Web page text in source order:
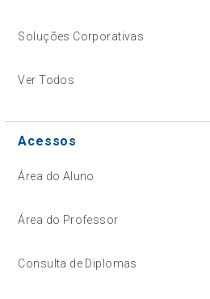
Soluções Corporativas
Ver Todos
Acessos
Área do Aluno
Área do Professor
Consulta de Diplomas